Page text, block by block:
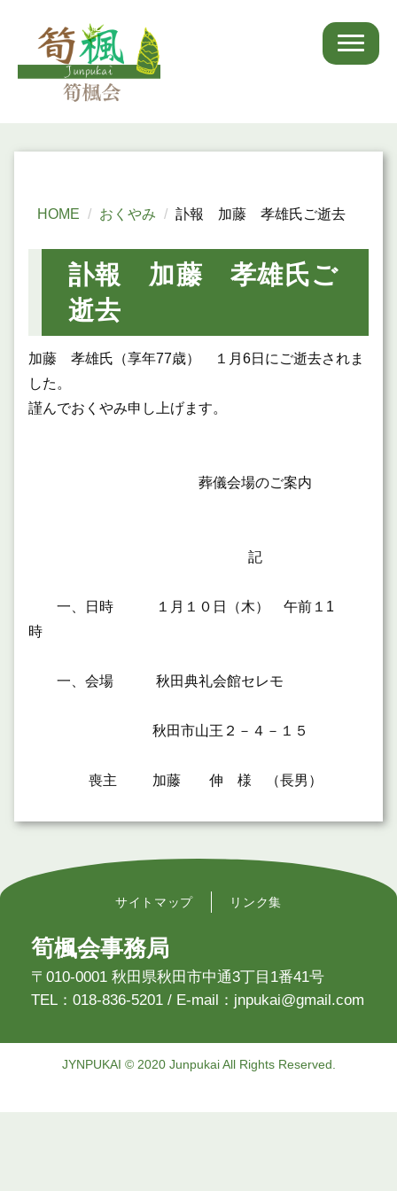
HOME おくやみ 訃報 加藤 孝雄氏ご逝去
訃報 加藤 孝雄氏ご
逝去
加藤 孝雄氏（享年77歳） １月6日にご逝去されま
した。
謹んでおくやみ申し上げます。
葬儀会場のご案内
記
一、日時 １月１０日（木） 午前１1
時
一、会場 秋田典礼会館セレモ
秋田市山王２－４－１５
喪主 加藤 伸 様 （長男）
サイトマップ リンク集
筍楓会事務局
〒010-0001 秋田県秋田市中通3丁目1番41号
TEL：018-836-5201 / E-mail：jnpukai@gmail.com
JYNPUKAI © 2020 Junpukai All Rights Reserved.